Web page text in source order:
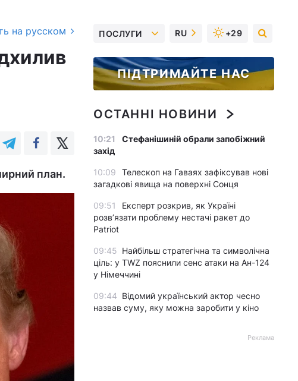
на русском
план.
ПОСЛУГИ RU +29
ПІДТРИМАЙТЕ НАС
ОСТАННІ НОВИНИ
10:21
Стефанішиній обрали запобіжний
захід
10:09
Телескоп на Гаваях зафіксував нові
загадкові явища на поверхні Сонця
09:51
Експерт розкрив, як Україні
розвʼязати проблему нестачі ракет до
Patriot
09:45 Найбільш стратегічна та символічна
ціль: у TWZ пояснили сенс атаки на Ан-124
у Німеччині
09:44 Відомий український актор чесно
назвав суму, яку можна заробити у кіно
Реклама